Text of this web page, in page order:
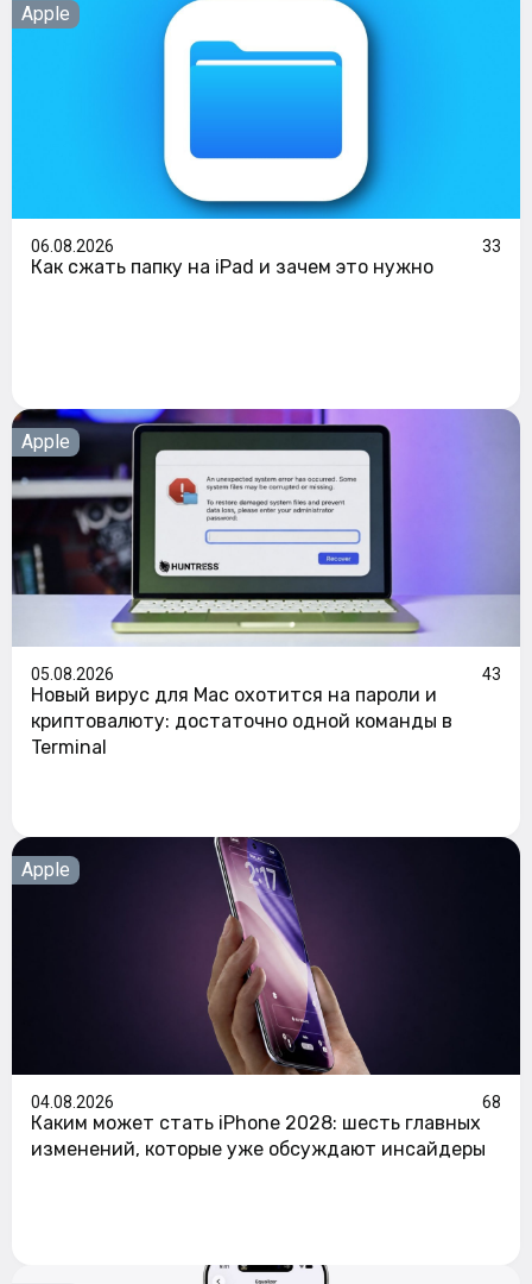
Apple
06.08.2026 33
Как сжать папку на iPad и зачем это нужно
Apple
05.08.2026 43
Новый вирус для Mac охотится на пароли и
криптовалюту: достаточно одной команды в
Terminal
Apple
04.08.2026 68
Каким может стать iPhone 2028: шесть главных
изменений, которые уже обсуждают инсайдеры